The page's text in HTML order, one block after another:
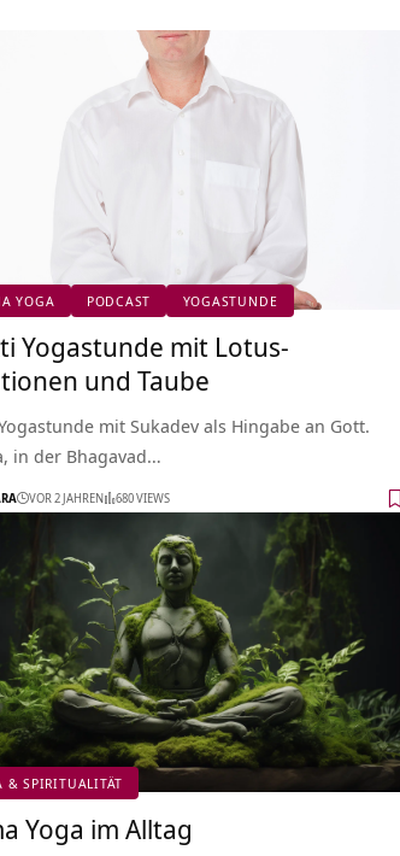
YOGA PODCAST YOGASTUNDE
Yogastunde mit Lotus-
und Taube
mit Sukadev als Hingabe an Gott.
in der Bhagavad…
VOR 2 JAHREN 680 VIEWS
& SPIRITUALITÄT
Yoga im Alltag